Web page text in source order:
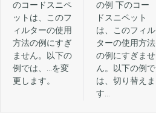
のコードスニペ
ットは、このフ
ィルターの使用
方法の例にすぎ
ません。以下の
例では、…を変
更します。
の例 下のコー
ドスニペット
は、このフィル
ターの使用方法
の例にすぎませ
ん。以下の例で
は、切り替えま
す…